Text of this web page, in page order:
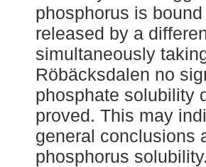
phosphorus is
released by a
simultaneously
Röbäcksdalen no
phosphate solubility
proved. This may
general conclusions
phosphorus